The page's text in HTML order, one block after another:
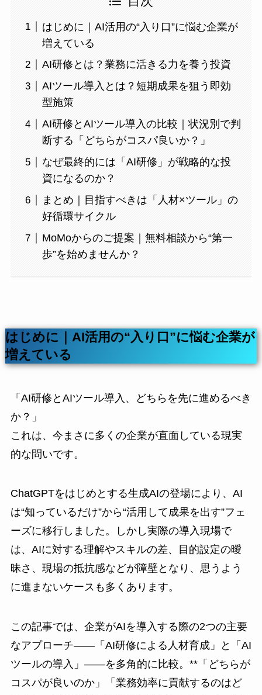
はじめに｜AI活用の“入り口”に悩む企業が
増えている
AI研修とは？業務に活きる力を養う投資
AIツール導入とは？短期成果を狙う即効
型施策
AI研修とAIツール導入の比較｜状況別で判
断する「どちらがコスパ良いか？」
なぜ最終的には「AI研修」が戦略的な投
資になるのか？
まとめ｜目指すべきは「人材×ツール」の
好循環サイクル
MoMoからのご提案｜無料相談から“第一
歩”を始めませんか？
はじめに｜AI活用の“入り口”に悩む企業が
増えている
「AI研修とAIツール導入、どちらを先に進めるべき
か？」
これは、今まさに多くの企業が直面している現実
的な問いです。
ChatGPTをはじめとする生成AIの登場により、AI
は“知っているだけ”から“活用して成果を出す”フェ
ーズに移行しました。しかし実際の導入現場で
は、AIに対する理解やスキルの差、目的設定の曖
昧さ、現場の抵抗感などが障壁となり、思うよう
に進まないケースも多くあります。
この記事では、企業がAIを導入する際の2つの主要
なアプローチ――「AI研修による人材育成」と「AI
ツールの導入」――を多角的に比較。**「どちらが
コスパが良いのか」「業務効率に貢献するのはど